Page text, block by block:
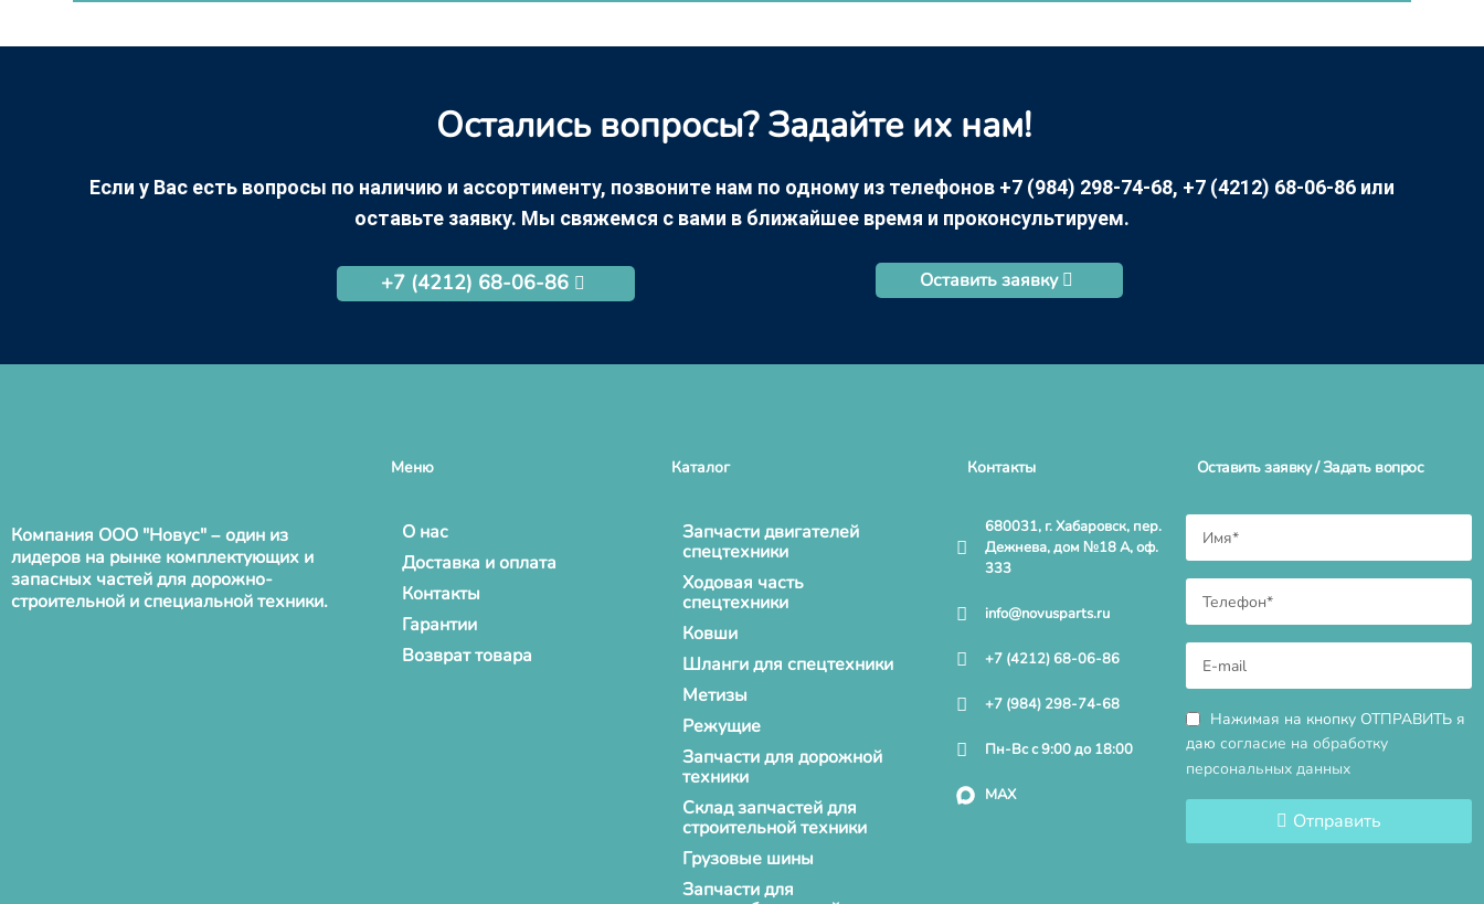
Остались вопросы? Задайте их нам!
Если у Вас есть вопросы по наличию и ассортименту, позвоните нам по одному из телефонов +7 (984) 298-74-68, +7 (4212) 68-06-86 или
оставьте заявку. Мы свяжемся с вами в ближайшее время и проконсультируем.
+7 (4212) 68-06-86 Оставить заявку
Компания ООО "Новус" – один из
лидеров на рынке комплектующих и
запасных частей для дорожно-
строительной и специальной техники.
Меню
О нас
Доставка и оплата
Контакты
Гарантии
Возврат товара
Каталог
Запчасти двигателей
спецтехники
Ходовая часть
спецтехники
Ковши
Шланги для спецтехники
Метизы
Режущие
Запчасти для дорожной
техники
Склад запчастей для
строительной техники
Грузовые шины
Запчасти для
Контакты
680031, г. Хабаровск, пер.
Дежнева, дом №18 А, оф.
333
info@novusparts.ru
+7 (4212) 68-06-86
+7 (984) 298-74-68
Пн-Вс с 9:00 до 18:00
MAX
Оставить заявку / Задать вопрос
Нажимая на кнопку ОТПРАВИТЬ я
даю согласие на обработку
персональных данных
Отправить